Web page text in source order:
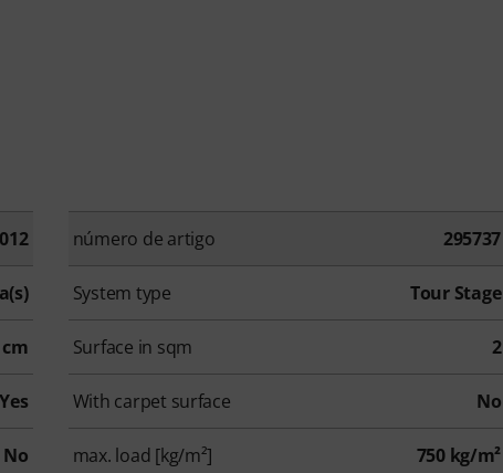
número de artigo 295737
System type Tour Stage
Surface in sqm 2
Yes With carpet surface No
No max. load [kg/m²] 750 kg/m²